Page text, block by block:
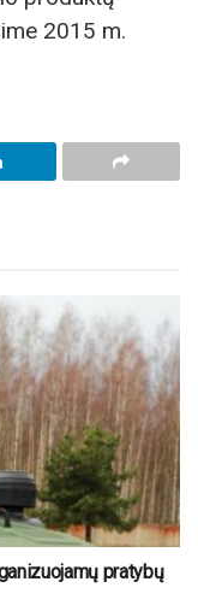
2015 m.
pratybų